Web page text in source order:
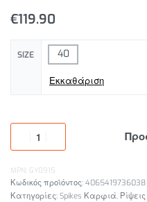
€119.90
SIZE 40
Εκκαθάριση
MPN: GY0915
4065419736038
Κατηγορίες: Spikes Καρφιά,